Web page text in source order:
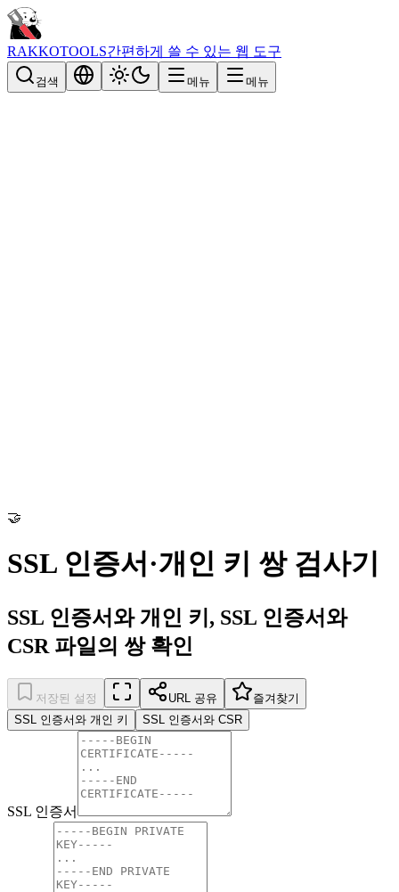
RAKKOTOOLS간편하게 쓸 수 있는 웹 도구
검색 메뉴 메뉴
🤝
SSL 인증서·개인 키 쌍 검사기
SSL 인증서와 개인 키, SSL 인증서와
CSR 파일의 쌍 확인
저장된 설정 URL 공유
즐겨찾기
SSL 인증서와 개인 키
SSL 인증서와 CSR
SSL 인증서